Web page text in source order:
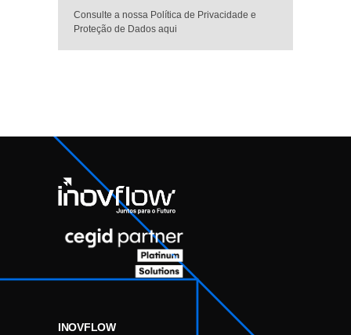
Consulte a nossa Política de Privacidade e
Proteção de Dados aqui
INOVFLOW